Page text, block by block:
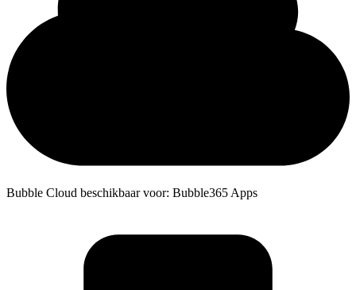
Bubble Cloud beschikbaar voor: Bubble365 Apps